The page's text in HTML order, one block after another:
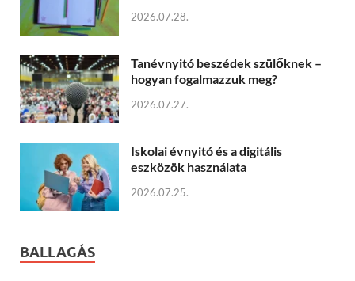
2026.07.28.
Tanévnyitó beszédek szülőknek –
hogyan fogalmazzuk meg?
2026.07.27.
Iskolai évnyitó és a digitális
eszközök használata
2026.07.25.
BALLAGÁS